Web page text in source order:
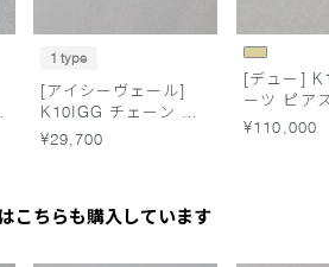
1 type
[アイシーヴェール]
K10IGG チェーン ピ
アス
¥29,700
[デュー]
ーツ ピア
¥110,000
こちらも購入しています